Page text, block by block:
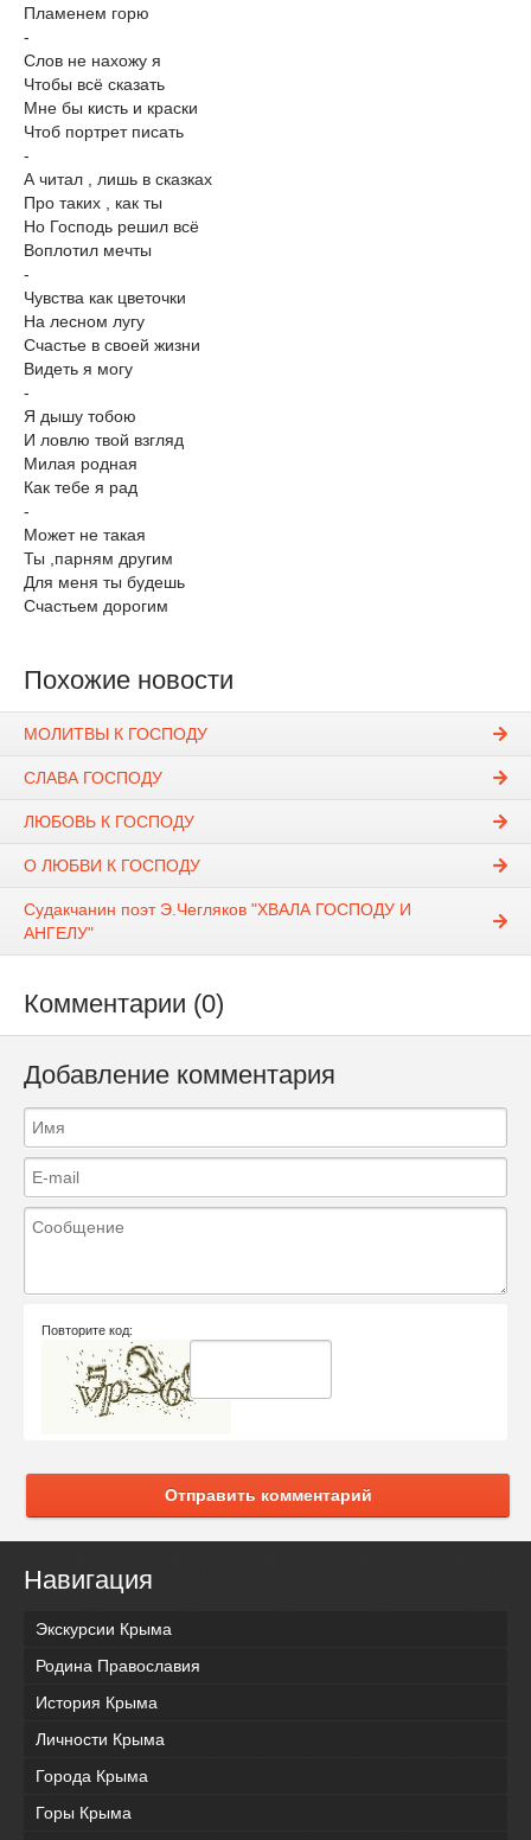
Пламенем горю
-
Слов не нахожу я
Чтобы всё сказать
Мне бы кисть и краски
Чтоб портрет писать
-
А читал , лишь в сказках
Про таких , как ты
Но Господь решил всё
Воплотил мечты
-
Чувства как цветочки
На лесном лугу
Счастье в своей жизни
Видеть я могу
-
Я дышу тобою
И ловлю твой взгляд
Милая родная
Как тебе я рад
-
Может не такая
Ты ,парням другим
Для меня ты будешь
Счастьем дорогим
Похожие новости
МОЛИТВЫ К ГОСПОДУ
СЛАВА ГОСПОДУ
ЛЮБОВЬ К ГОСПОДУ
О ЛЮБВИ К ГОСПОДУ
Судакчанин поэт Э.Чегляков "ХВАЛА ГОСПОДУ И
АНГЕЛУ"
Комментарии (0)
Добавление комментария
Повторите код:
Отправить комментарий
Навигация
Экскурсии Крыма
Родина Православия
История Крыма
Личности Крыма
Города Крыма
Горы Крыма